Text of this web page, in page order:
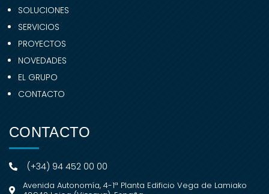
SOLUCIONES
SERVICIOS
PROYECTOS
NOVEDADES
EL GRUPO
CONTACTO
CONTACTO
(+34) 94 452 00 00
Avenida Autonomía, 4-1ª Planta Edificio Vega de Lamiako